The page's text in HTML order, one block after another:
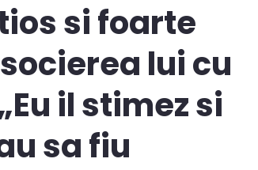
si foarte
lui cu
il stimez si
sa fiu